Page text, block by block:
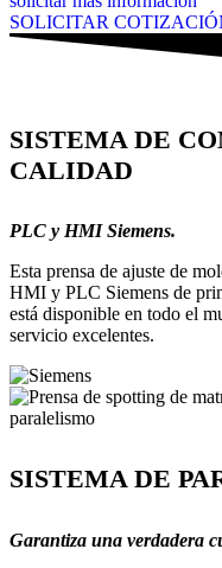
SOLICITAR
SISTEMA DE
CALIDAD
PLC y HMI Siemens.
Esta prensa de ajuste de
HMI y PLC Siemens de
está disponible en todo el
servicio excelentes.
SISTEMA DE
Garantiza una verdadera